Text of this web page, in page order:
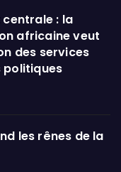
centrale : la
africaine veut
des services
politiques
les rênes de la